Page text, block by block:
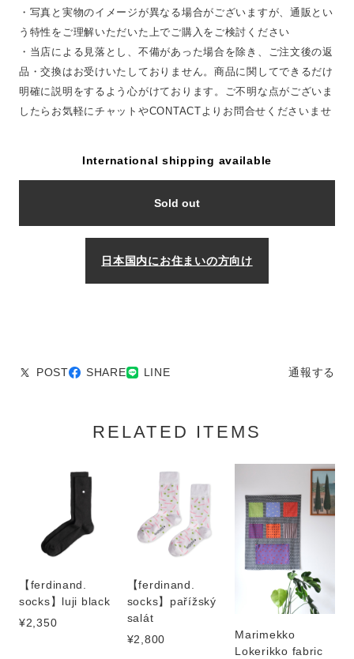
・写真と実物のイメージが異なる場合がございますが、通販とい
う特性をご理解いただいた上でご購入をご検討ください
・当店による見落とし、不備があった場合を除き、ご注文後の返
品・交換はお受けいたしておりません。商品に関してできるだけ
明確に説明をするよう心がけております。ご不明な点がございま
したらお気軽にチャットやCONTACTよりお問合せくださいませ
International shipping available
Sold out
日本国内にお住まいの方向け
POST SHARE LINE 通報する
RELATED ITEMS
【ferdinand.
socks】luji black
¥2,350
【ferdinand.
socks】pařížský
salát
¥2,800
Marimekko
Lokerikko fabric